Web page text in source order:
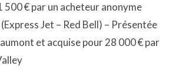
500 € par un acheteur anonyme
(Express Jet – Red Bell) – Présentée
et acquise pour 28 000 € par